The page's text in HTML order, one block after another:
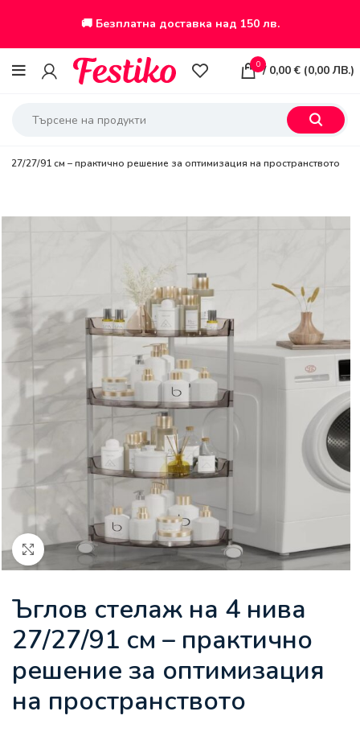
🚚 Безплатна доставка над 150 лв.
0 / 0,00€ (0,00 ЛВ.)
27/27/91 см – практично решение за оптимизация на пространството
Увеличи
Ъглов стелаж на 4 нива
27/27/91 см – практично
решение за оптимизация
на пространството